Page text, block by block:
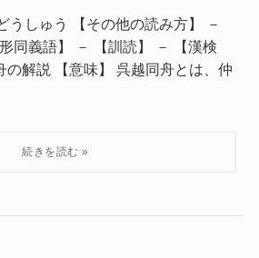
うしゅう 【その他の読み方】 －
同義語】 － 【訓読】 － 【漢検
の解説 【意味】 呉越同舟とは、仲